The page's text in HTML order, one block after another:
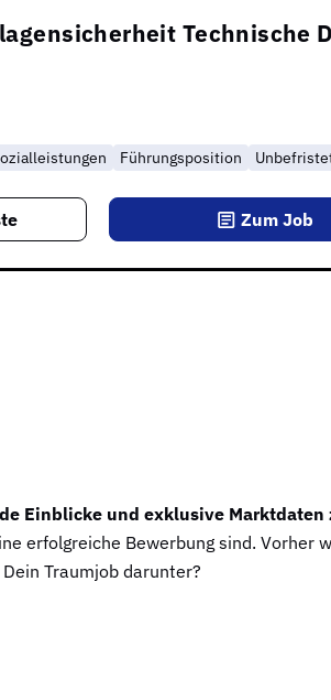
Technische
Führungsposition
Zum Job
Einblicke und exklusive Marktdaten
erfolgreiche Bewerbung sind. Vorher
Traumjob darunter?